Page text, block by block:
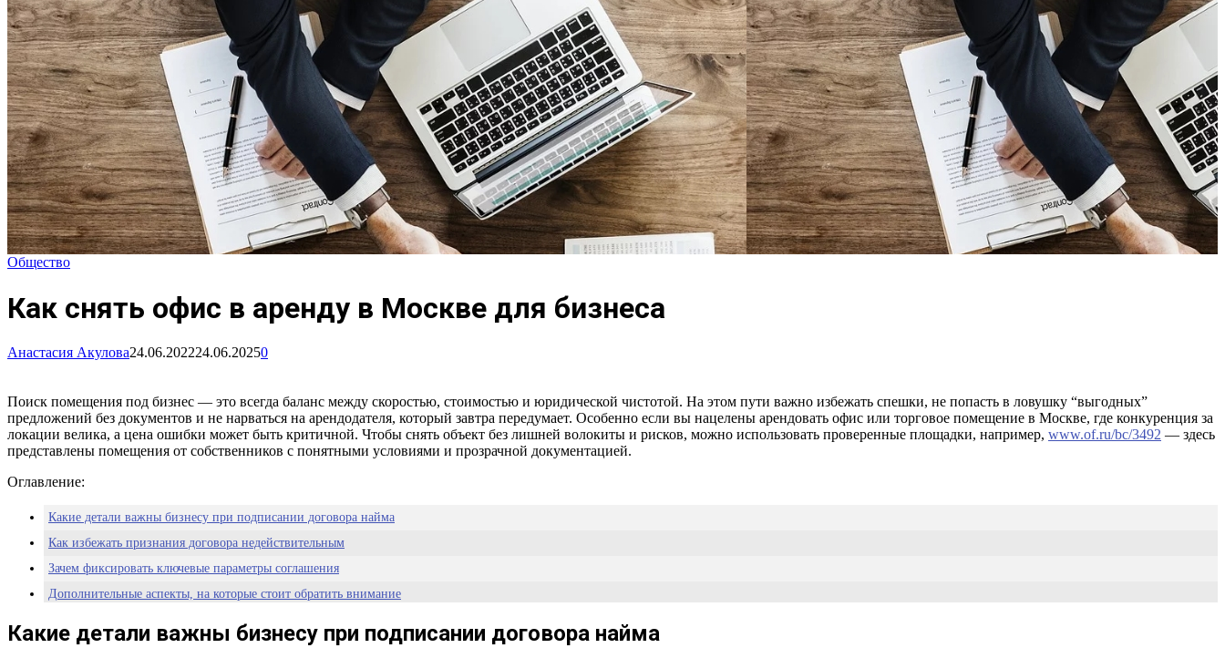
Общество
Как снять офис в аренду в Москве для бизнеса
Анастасия Акулова24.06.202224.06.20250
Поиск помещения под бизнес — это всегда баланс между скоростью, стоимостью и юридической чистотой. На этом пути важно избежать спешки, не попасть в ловушку “выгодных”
предложений без документов и не нарваться на арендодателя, который завтра передумает. Особенно если вы нацелены арендовать офис или торговое помещение в Москве, где конкуренция за
локации велика, а цена ошибки может быть критичной. Чтобы снять объект без лишней волокиты и рисков, можно использовать проверенные площадки, например, www.of.ru/bc/3492 — здесь
представлены помещения от собственников с понятными условиями и прозрачной документацией.
Оглавление:
Какие детали важны бизнесу при подписании договора найма
Как избежать признания договора недействительным
Зачем фиксировать ключевые параметры соглашения
Дополнительные аспекты, на которые стоит обратить внимание
Какие детали важны бизнесу при подписании договора найма